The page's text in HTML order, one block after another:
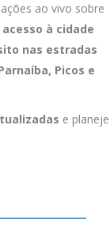
ao vivo sobre
à cidade
nas estradas
, Picos e
e planeje